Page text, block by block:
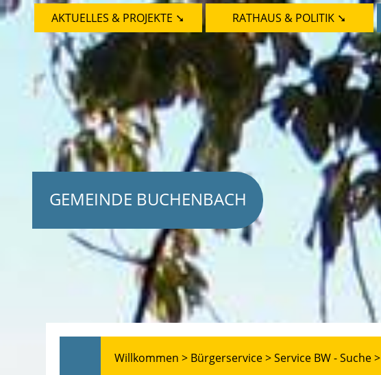
GEMEINDE BUCHENBACH
AKTUELLES & PROJEKTE ➘ RATHAUS & POLITIK ➘
Willkommen > Bürgerservice >Service BW - Suche >